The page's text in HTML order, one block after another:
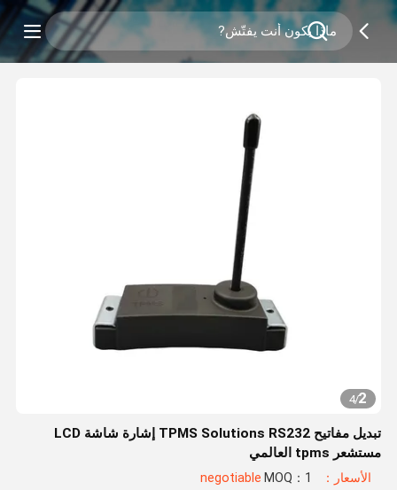
2
/
4
تبديل مفاتيح TPMS Solutions RS232 إشارة شاشة LCD
مستشعر tpms العالمي
الأسعار：negotiable MOQ：1